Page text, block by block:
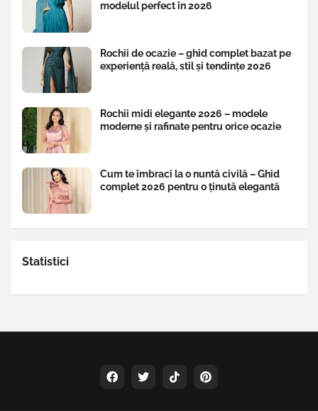
modelul perfect în 2026
Rochii de ocazie – ghid complet bazat pe
experiență reală, stil și tendințe 2026
Rochii midi elegante 2026 – modele
moderne și rafinate pentru orice ocazie
Cum te îmbraci la o nuntă civilă – Ghid
complet 2026 pentru o ținută elegantă
Statistici